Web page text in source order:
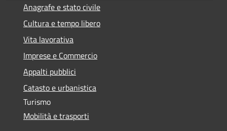
Anagrafe e stato civile
Cultura e tempo libero
Vita lavorativa
Imprese e Commercio
Appalti pubblici
Catasto e urbanistica
Turismo
Mobilità e trasporti